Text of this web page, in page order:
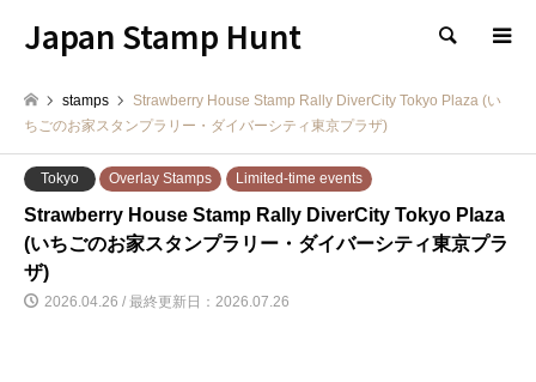
Japan Stamp Hunt 検索
stamps
Strawberry House Stamp Rally DiverCity Tokyo Plaza (い
ちごのお家スタンプラリー・ダイバーシティ東京プラザ)
Tokyo Overlay Stamps Limited-time events
Strawberry House Stamp Rally DiverCity Tokyo Plaza
(いちごのお家スタンプラリー・ダイバーシティ東京プラ
ザ)
2026.04.26 / 最終更新日：2026.07.26